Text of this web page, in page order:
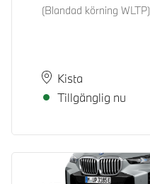
(Blandad körning WLTP)
PlatsKista
Leveranstid
Tillgänglig nu